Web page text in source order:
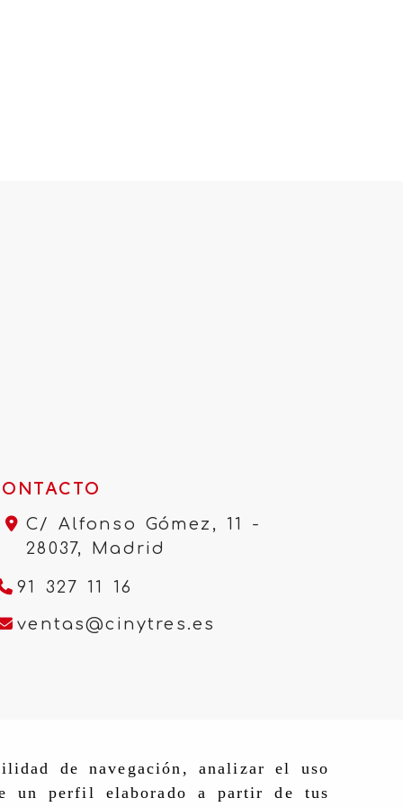
de navegación, analizar el uso
un perfil elaborado a partir de tus
C/ Alfonso Gómez, 11 -
28037, Madrid
91 327 11 16
ventas cinytres.es